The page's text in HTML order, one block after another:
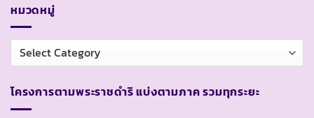
หมวดหมู่
หมวด
หมู่
โครงการตามพระราชดำริ แบ่งตามภาค รวมทุกระยะ